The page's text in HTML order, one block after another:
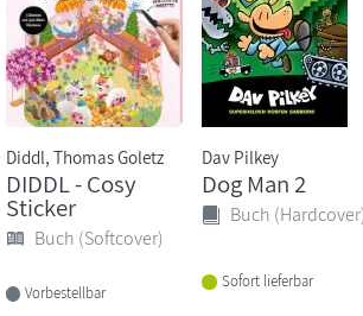
Diddl, Thomas Goletz
DIDDL - Cosy
Sticker
Buch (Softcover)
Vorbestellbar
Dav Pilkey
Dog Man 2
Buch (Hardcover)
Sofort lieferbar